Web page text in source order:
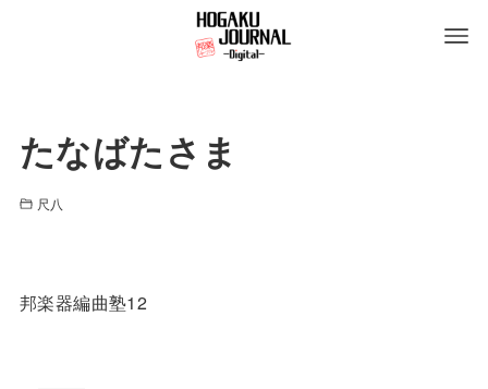
たなばたさま
尺八
邦楽器編曲塾12